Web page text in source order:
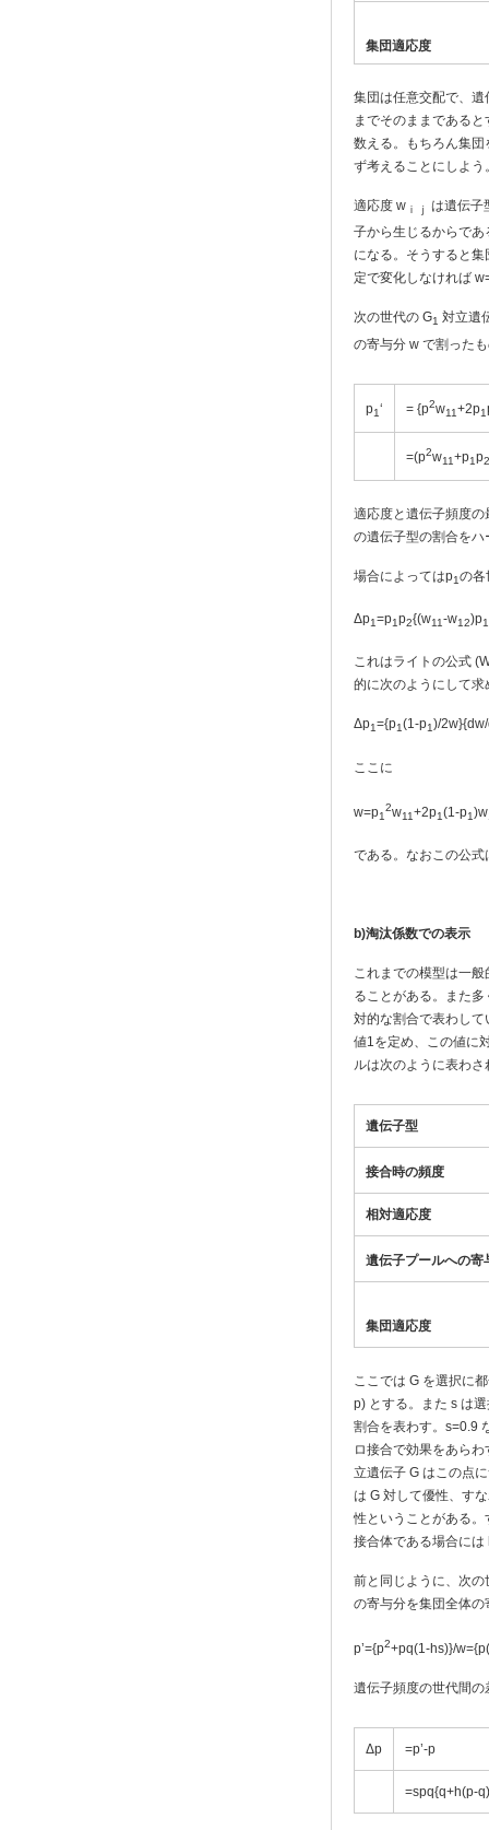
集団適応度
集団は任意交配で、
までそのままである
数える。もちろん集
ず考えることにしよう
適応度 w ｉｊ
は遺伝子
子から生じるからで
になる。そうすると
定で変化しなければ
次の世代の G1 対立遺
の寄与分 w で割った
p1‘ = {p2w11+2p1
=(p2w11+p1p2
適応度と遺伝子頻度
の遺伝子型の割合を
場合によってはp1の各
Δp1=p1p2{(w11-w12)p1
これはライトの公式
的に次のようにして求
Δp1={p1(1-p1)/
ここに
w=p1
2w11+2p1(1-p1)w
である。なおこの公
b)淘汰係数での表示
これまでの模型は一
ることがある。また
対的な割合で表わし
値1を定め、この値に
ルは次のように表わさ
遺伝子型
接合時の頻度
相対適応度
遺伝子プールへの寄
集団適応度
ここでは G を選択に
p) とする。また s は
割合を表わす。s=0.9
ロ接合で効果をあら
立遺伝子 G はこの点
は G 対して優性、す
性ということがある
接合体である場合に
前と同じように、次の
の寄与分を集団全体
p’={p2+pq(1-hs)}/
遺伝子頻度の世代間
Δp =p’-p
=spq{q+h(p-